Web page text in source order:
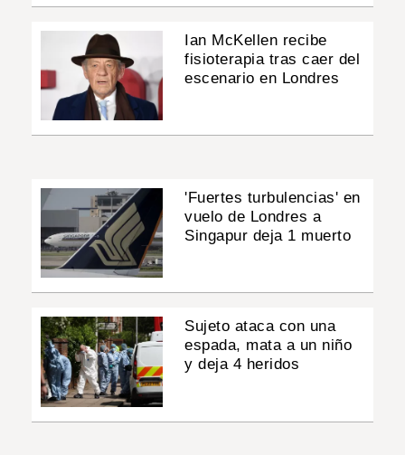
Ian McKellen recibe
fisioterapia tras caer del
escenario en Londres
'Fuertes turbulencias' en
vuelo de Londres a
Singapur deja 1 muerto
Sujeto ataca con una
espada, mata a un niño
y deja 4 heridos